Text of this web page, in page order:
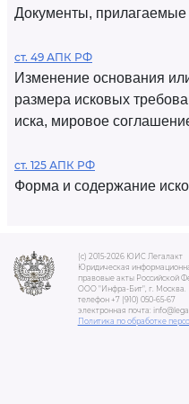
Документы, прилагаемые
ст. 49 АПК РФ
Изменение основания
размера исковых
иска, мировое
ст. 125 АПК РФ
Форма и содержание
(c) 2015-2026 ЮИС Легалакт
Юридическая
правовые акты Российской
ООО "Инфра-Бит", г. Москва.
телефон +7 (910) 050-65-67
электронная почта:
Политика по обработке